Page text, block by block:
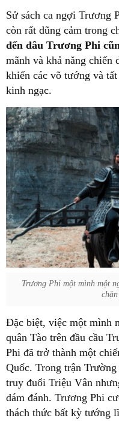
Sử sách ca ngợi Trương
còn rất dũng cảm trong
đến đâu Trương Phi
mãnh và khả năng chiến
khiến các võ tướng và
kinh ngạc.
Trương Phi một mình một
Đặc biệt, việc một mình
quân Tào trên đầu cầu
Phi đã trở thành một
Quốc. Trong trận
truy đuổi Triệu Vân
dám đánh. Trương Phi
thách thức bất kỳ tướng